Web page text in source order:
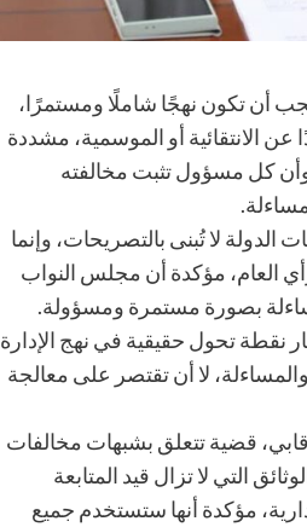
أن تكون نهجًا شاملًا ومستمرًا،
عن الانتقائية أو الموسمية، مشددة
كل مسؤول تثبت مخالفته
لا تُبنى بالتصريحات، وإنما
العام، مؤكدة أن مجلس النواب
بصورة مستمرة ومسؤولة.
نقطة تحول حقيقية في نهج الإدارة
والمساءلة، لا أن تقتصر على معالجة
قضية تتعلق بشبهات مخالفات
التي لا تزال قيد المتابعة
مؤكدة أنها ستستخدم جميع